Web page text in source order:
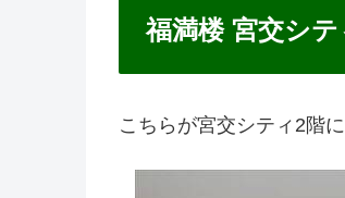
福満楼 宮交シ
こちらが宮交シティ2階